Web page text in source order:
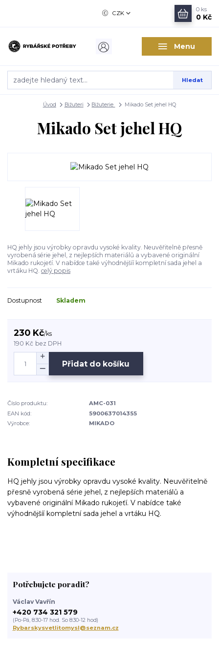
Menu
CZK
Hledat
0 ks
0 Kč
Úvod Bižuteri Bižuterie Mikado Set jehel HQ
Mikado Set jehel HQ
HQ jehly jsou výrobky opravdu vysoké kvality. Neuvěřitelně přesně
vyrobená série jehel, z nejlepších materiálů a vybavené originální
Mikado rukojeťí. V nabídce také výhodnějšíí kompletní sada jehel a
vrtáku HQ. celý popis
Dostupnost Skladem
230 Kč/ks
190 Kč bez DPH
Přidat do košíku
Číslo produktu:
AMC-031
EAN kód:
5900637014355
Výrobce:
MIKADO
Kompletní specifikace
HQ jehly jsou výrobky opravdu vysoké kvality. Neuvěřitelně
přesně vyrobená série jehel, z nejlepších materiálů a
vybavené originální Mikado rukojeťí. V nabídce také
výhodnějšíí kompletní sada jehel a vrtáku HQ.
Potřebujete poradit?
Václav Vavřín
+420 734 321 579
(Po-Pá, 8:30-17 hod. So 8:30-12 hod)
Rybarskysvetlitomysl@seznam.cz